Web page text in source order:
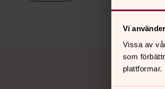
Vi
Vissa av
som